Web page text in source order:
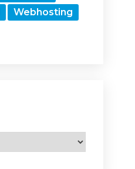
Webhosting